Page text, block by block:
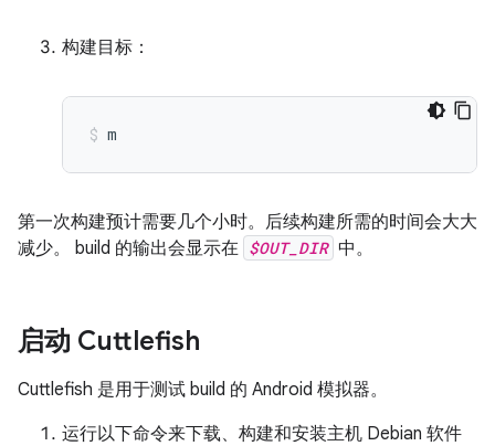
构建目标：
m
第一次构建预计需要几个小时。后续构建所需的时间会大大
减少。 build 的输出会显示在 $OUT_DIR 中。
启动 Cuttlefish
Cuttlefish 是用于测试 build 的 Android 模拟器。
运行以下命令来下载、构建和安装主机 Debian 软件